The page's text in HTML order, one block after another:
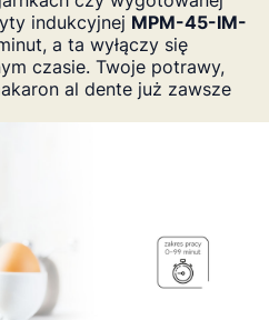
indukcyjnej MPM-45-IM-
a ta wyłączy się
czasie. Twoje potrawy,
al dente już zawsze